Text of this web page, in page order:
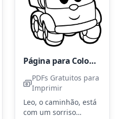
Página para Colorir do Leo, o Caminhão
PDFs Gratuitos para
Imprimir
Leo, o caminhão, está
com um sorriso